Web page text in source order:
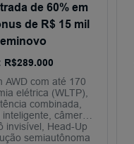
de 60% em
de R$ 15 mil
R$289.000
AWD com até 170
elétrica (WLTP),
combinada,
câmera
invisível, Head-Up
semiautônoma